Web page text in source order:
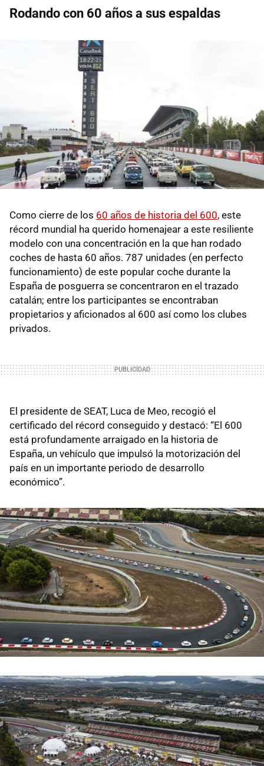
Rodando con 60 años a sus espaldas
Como cierre de los 60 años de historia del 600, este
récord mundial ha querido homenajear a este resiliente
modelo con una concentración en la que han rodado
coches de hasta 60 años. 787 unidades (en perfecto
funcionamiento) de este popular coche durante la
España de posguerra se concentraron en el trazado
catalán; entre los participantes se encontraban
propietarios y aficionados al 600 así como los clubes
privados.
El presidente de SEAT, Luca de Meo, recogió el
certificado del récord conseguido y destacó: “El 600
está profundamente arraigado en la historia de
España, un vehículo que impulsó la motorización del
país en un importante periodo de desarrollo
económico”.